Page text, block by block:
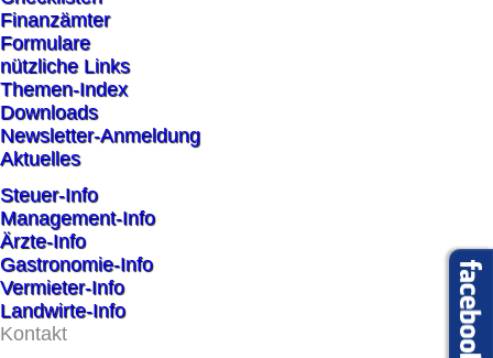
Finanzämter
Formulare
nützliche Links
Themen-Index
Downloads
Newsletter-Anmeldung
Aktuelles
Steuer-Info
Management-Info
Ärzte-Info
Gastronomie-Info
Vermieter-Info
Landwirte-Info
Kontakt